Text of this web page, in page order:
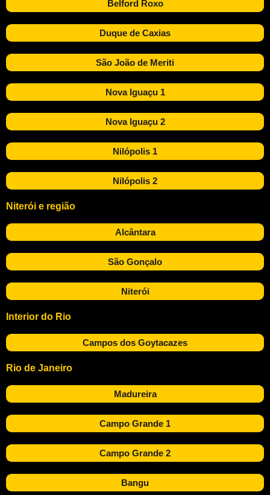
Belford Roxo
Duque de Caxias
São João de Meriti
Nova Iguaçu 1
Nova Iguaçu 2
Nilópolis 1
Nilópolis 2
Niterói e região
Alcântara
São Gonçalo
Niterói
Interior do Rio
Campos dos Goytacazes
Rio de Janeiro
Madureira
Campo Grande 1
Campo Grande 2
Bangu